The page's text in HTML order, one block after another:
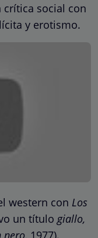
social con
y erotismo.
western con Los
un título giallo,
nero, 1977).